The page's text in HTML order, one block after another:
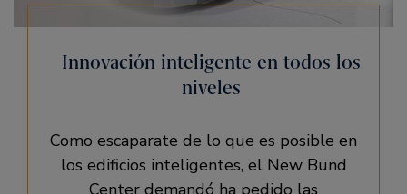
Innovación inteligente en todos los
niveles
Como escaparate de lo que es posible en
los edificios inteligentes, el New Bund
Center demandó ha pedido las